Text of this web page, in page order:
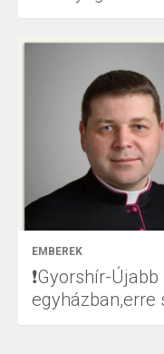
EMBEREK
❗Gyorshír-
egyházban,erre